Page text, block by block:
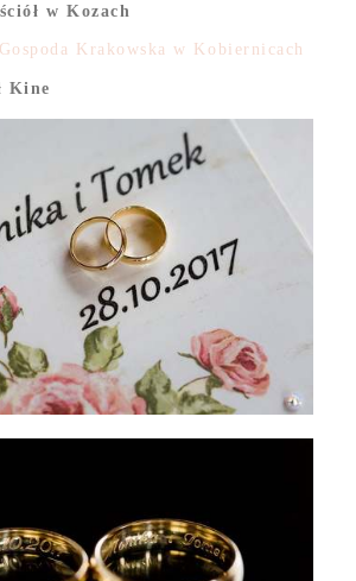
w Kozach
Gospoda Krakowska w Kobiernicach
Kine